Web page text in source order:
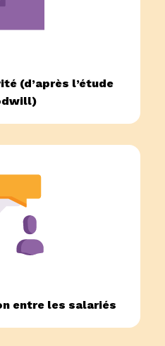
(d’après l’étude
entre les salariés